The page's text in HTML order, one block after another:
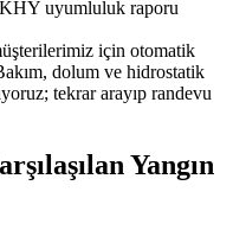
uyumluluk raporu
için otomatik
dolum ve hidrostatik
tekrar arayıp randevu
Yangın